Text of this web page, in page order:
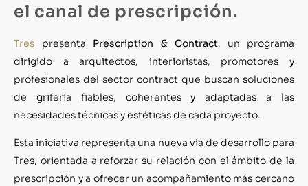
el canal de prescripción.
Tres presenta Prescription & Contract, un programa
dirigido a arquitectos, interioristas, promotores y
profesionales del sector contract que buscan soluciones
de grifería fiables, coherentes y adaptadas a las
necesidades técnicas y estéticas de cada proyecto.
Esta iniciativa representa una nueva vía de desarrollo para
Tres, orientada a reforzar su relación con el ámbito de la
prescripción y a ofrecer un acompañamiento más cercano